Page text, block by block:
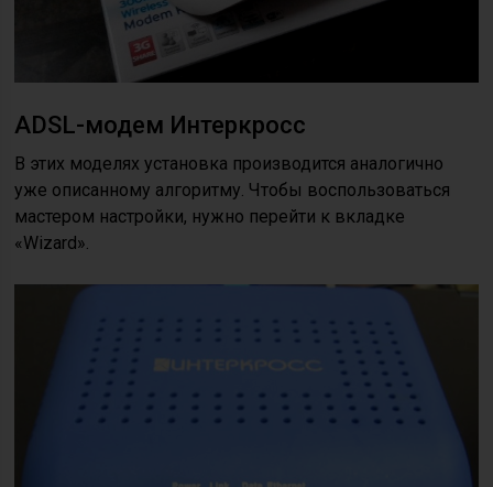
ADSL-модем Интеркросс
В этих моделях установка производится аналогично
уже описанному алгоритму. Чтобы воспользоваться
мастером настройки, нужно перейти к вкладке
«Wizard».